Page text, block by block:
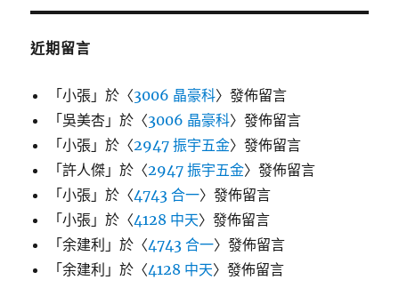
近期留言
「小張 」於〈3006 晶豪科〉發佈留言
「吳美杏 」於〈3006 晶豪科〉發佈留言
「小張 」於〈2947 振宇五金〉發佈留言
「許人傑 」於〈2947 振宇五金〉發佈留言
「小張 」於〈4743 合一〉發佈留言
「小張 」於〈4128 中天〉發佈留言
「余建利 」於〈4743 合一〉發佈留言
「余建利 」於〈4128 中天〉發佈留言